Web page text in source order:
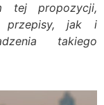
tej propozycji,
przepisy, jak i
takiego